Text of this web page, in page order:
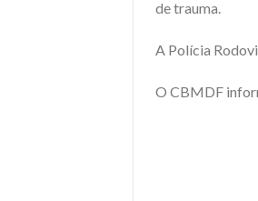
de trauma.
A Polícia
O CBMDF